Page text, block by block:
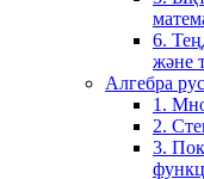
6.
және
Алгебра рус
1.
2.
3.